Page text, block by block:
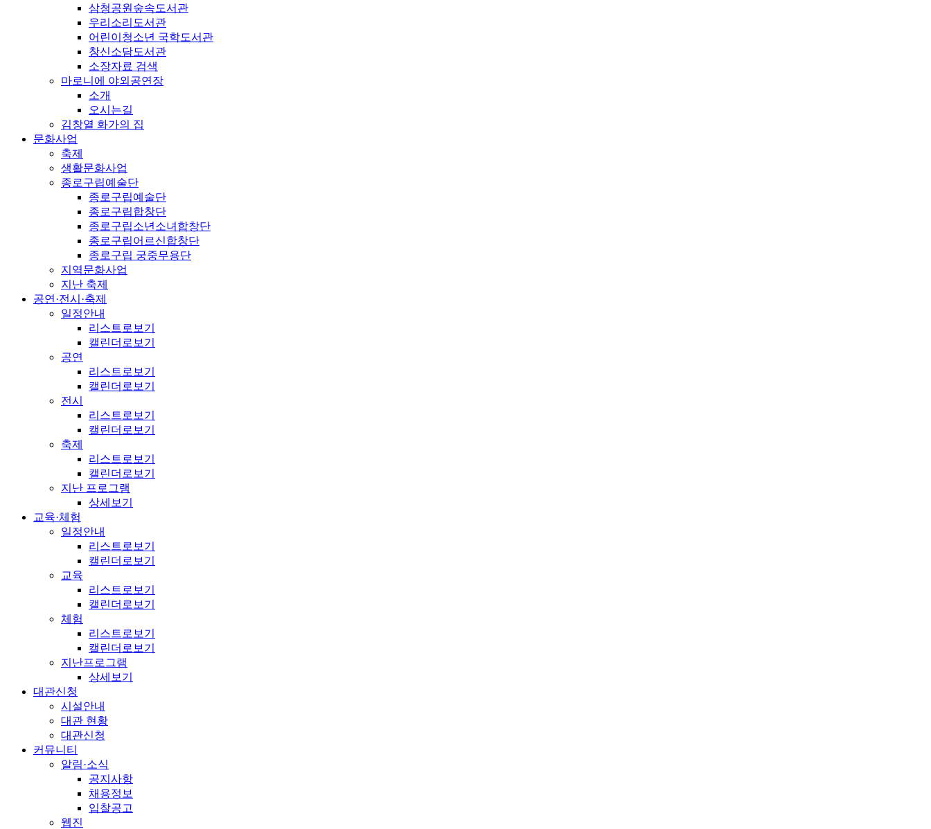
삼청공원숲속도서관
우리소리도서관
어린이청소년 국학도서관
창신소담도서관
소장자료 검색
마로니에 야외공연장
소개
오시는길
김창열 화가의 집
문화사업
축제
생활문화사업
종로구립예술단
종로구립예술단
종로구립합창단
종로구립소년소녀합창단
종로구립어르신합창단
종로구립 궁중무용단
지역문화사업
지난 축제
공연·전시·축제
일정안내
리스트로보기
캘린더로보기
공연
리스트로보기
캘린더로보기
전시
리스트로보기
캘린더로보기
축제
리스트로보기
캘린더로보기
지난 프로그램
상세보기
교육·체험
일정안내
리스트로보기
캘린더로보기
교육
리스트로보기
캘린더로보기
체험
리스트로보기
캘린더로보기
지난프로그램
상세보기
대관신청
시설안내
대관 현황
대관신청
커뮤니티
알림·소식
공지사항
채용정보
입찰공고
웹진